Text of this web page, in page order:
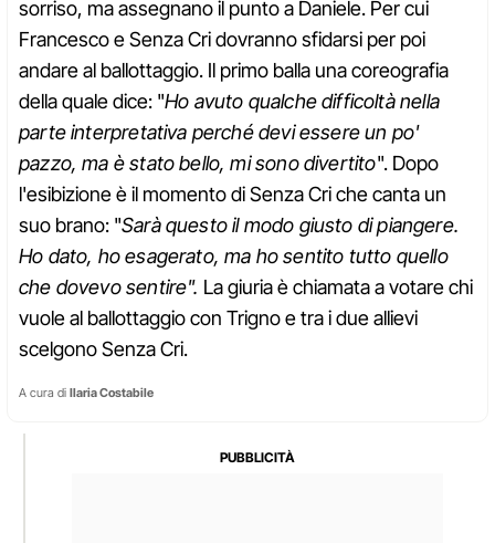
sorriso, ma assegnano il punto a Daniele. Per cui
Francesco e Senza Cri dovranno sfidarsi per poi
andare al ballottaggio. Il primo balla una coreografia
della quale dice: "Ho avuto qualche difficoltà nella
parte interpretativa perché devi essere un po'
pazzo, ma è stato bello, mi sono divertito". Dopo
l'esibizione è il momento di Senza Cri che canta un
suo brano: "Sarà questo il modo giusto di piangere.
Ho dato, ho esagerato, ma ho sentito tutto quello
che dovevo sentire". La giuria è chiamata a votare chi
vuole al ballottaggio con Trigno e tra i due allievi
scelgono Senza Cri.
A cura di Ilaria Costabile